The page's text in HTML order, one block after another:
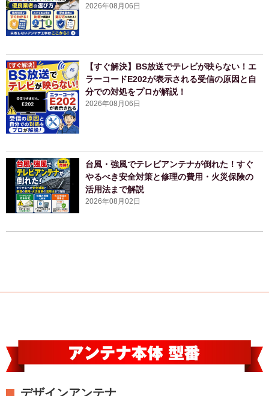
2026年08月06日
【すぐ解決】BS放送でテレビが映らない！エ
ラーコードE202が表示される受信の原因と自
分での対処をプロが解説！
2026年08月06日
台風・強風でテレビアンテナが倒れた！すぐ
やるべき安全対策と修理の費用・火災保険の
活用法まで解説
2026年08月02日
デザインアンテナ